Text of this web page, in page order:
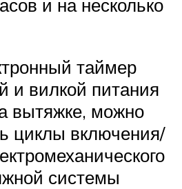
и на несколько
таймер
и вилкой питания
вытяжке, можно
циклы включения/
системы